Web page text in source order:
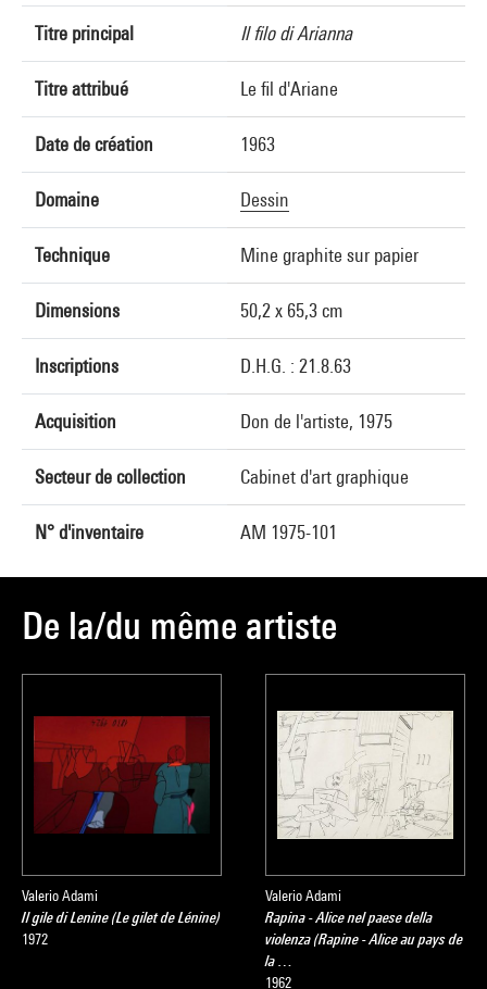
Titre principal Il filo di Arianna
Titre attribué Le fil d'Ariane
Date de création 1963
Domaine Dessin
Technique Mine graphite sur papier
Dimensions 50,2 x 65,3 cm
Inscriptions D.H.G. : 21.8.63
Acquisition Don de l'artiste, 1975
Secteur de collection Cabinet d'art graphique
N° d'inventaire AM 1975-101
De la/du même artiste
Valerio Adami
Il gile di Lenine (Le gilet de Lénine)
1972
Valerio Adami
Rapina - Alice nel paese della
violenza (Rapine - Alice au pays de
la …
1962